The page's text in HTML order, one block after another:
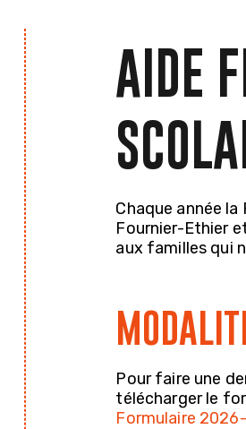
AIDE
Chaque année
Fournier-Ethier
aux familles qui
Pour faire une
télécharger le
Formulaire